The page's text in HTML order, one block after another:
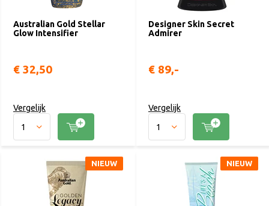
Australian Gold Stellar
Glow Intensifier
€ 32,50
Vergelijk
Designer Skin Secret
Admirer
€ 89,-
Vergelijk
NIEUW NIEUW